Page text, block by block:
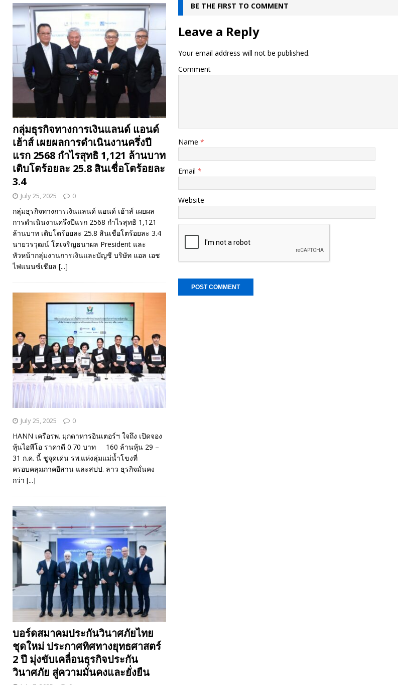
BE THE FIRST TO COMMENT
Leave a Reply
Your email address will not be published.
Comment
Name *
Email *
Website
กลุ่มธุรกิจทางการเงินแลนด์ แอนด์
เฮ้าส์ เผยผลการดำเนินงานครึ่งปี
แรก 2568 กำไรสุทธิ 1,121 ล้านบาท
เติบโตร้อยละ 25.8 สินเชื่อโตร้อยละ
3.4
July 25, 2025 0
กลุ่มธุรกิจทางการเงินแลนด์ แอนด์ เฮ้าส์ เผยผล
การดำเนินงานครึ่งปีแรก 2568 กำไรสุทธิ 1,121
ล้านบาท เติบโตร้อยละ 25.8 สินเชื่อโตร้อยละ 3.4
นายวรวุฒน์ โตเจริญธนาผล President และ
หัวหน้ากลุ่มงานการเงินและบัญชี บริษัท แอล เอช
ไฟแนนซ์เชียล [...]
July 25, 2025 0
HANN เครือรพ. มุกดาหารอินเตอร์ฯ ใจถึง เปิดจอง
หุ้นไอพีโอ ราคาดี 0.70 บาท 160 ล้านหุ้น 29 –
31 ก.ค. นี้ ชูจุดเด่น รพ.แห่งลุ่มแม่น้ำโขงที่
ครอบคลุมภาคอีสาน และสปป. ลาว ธุรกิจมั่นคง
กว่า [...]
บอร์ดสมาคมประกันวินาศภัยไทย
ชุดใหม่ ประกาศทิศทางยุทธศาสตร์
2 ปี มุ่งขับเคลื่อนธุรกิจประกัน
วินาศภัย สู่ความมั่นคงและยั่งยืน